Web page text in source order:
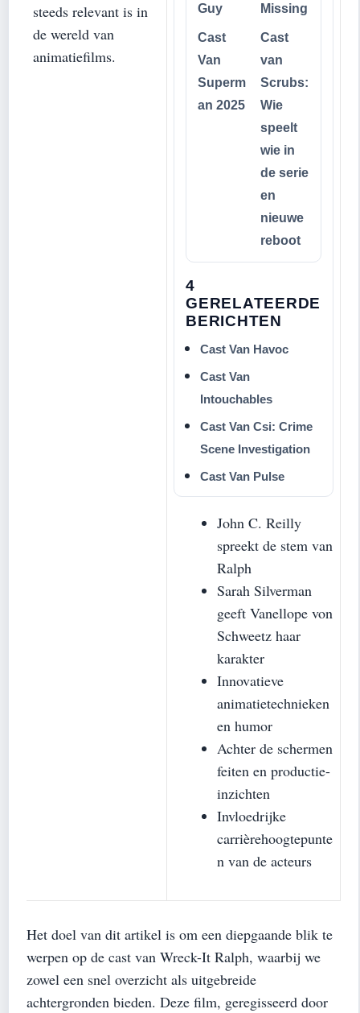
steeds relevant is in
de wereld van
animatiefilms.
Guy
Missing
Cast
Van
Superm
an 2025
Cast
van
Scrubs:
Wie
speelt
wie in
de serie
en
nieuwe
reboot
4
GERELATEERDE
BERICHTEN
Cast Van Havoc
Cast Van
Intouchables
Cast Van Csi: Crime
Scene Investigation
Cast Van Pulse
John C. Reilly
spreekt de stem van
Ralph
Sarah Silverman
geeft Vanellope von
Schweetz haar
karakter
Innovatieve
animatietechnieken
en humor
Achter de schermen
feiten en productie-
inzichten
Invloedrijke
carrièrehoogtepunte
n van de acteurs
Het doel van dit artikel is om een diepgaande blik te
werpen op de cast van Wreck-It Ralph, waarbij we
zowel een snel overzicht als uitgebreide
achtergronden bieden. Deze film, geregisseerd door